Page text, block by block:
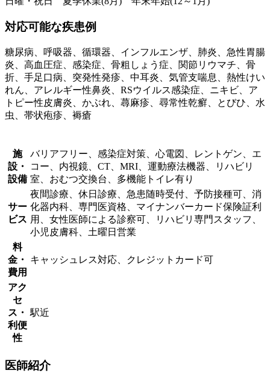
対応可能な疾患例
糖尿病、呼吸器、循環器、インフルエンザ、肺炎、急性胃腸
炎、高血圧症、感染症、骨粗しょう症、関節リウマチ、骨
折、手足口病、突発性発疹、中耳炎、気管支喘息、熱性けい
れん、アレルギー性鼻炎、RSウイルス感染症、ニキビ、ア
トピー性皮膚炎、かぶれ、蕁麻疹、尋常性乾癬、とびひ、水
虫、帯状疱疹、褥瘡
施
設・
設備
バリアフリー、感染症対策、心電図、レントゲン、エ
コー、内視鏡、CT、MRI、運動療法機器、リハビリ
室、おむつ交換台、多機能トイレ有り
サー
ビス
夜間診療、休日診療、急患随時受付、予防接種可、消
化器内科、専門医資格、マイナンバーカード保険証利
用、女性医師による診察可、リハビリ専門スタッフ、
小児皮膚科、土曜日営業
料
金・
費用
キャッシュレス対応、クレジットカード可
アク
セ
ス・
利便
性
駅近
医師紹介